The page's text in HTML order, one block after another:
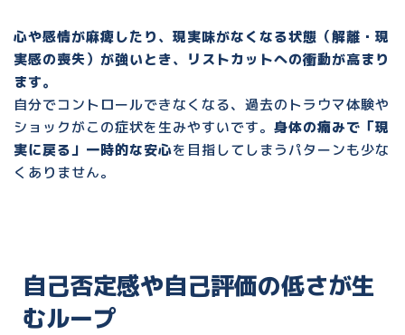
心や感情が麻痺したり、現実味がなくなる状態（解離・現
実感の喪失）が強いとき、リストカットへの衝動が高まり
ます。
自分でコントロールできなくなる、 過去のトラウマ体験や
ショック がこの症状を生みやすいです。 身体の痛みで「現
実に戻る」一時的な安心を目指してしまうパターンも少な
くありません。
自己否定感や自己評価の低さが生
むループ